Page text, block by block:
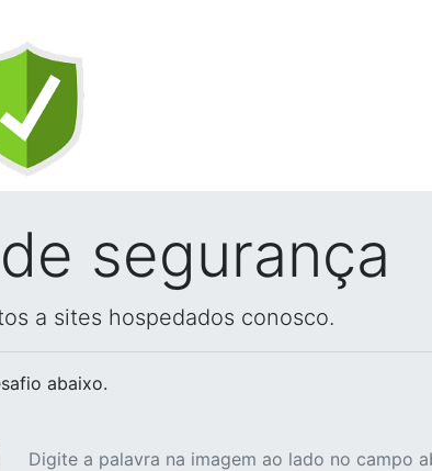
segurança
a sites hospedados conosco.
abaixo.
Digite a palavra na imagem ao lado no campo